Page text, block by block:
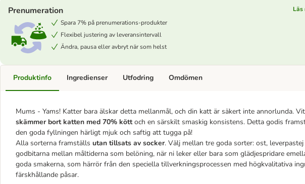
Prenumeration
Läs
Spara 7% på prenumerations-produkter
Flexibel justering av leveransintervall
Ändra, pausa eller avbryt när som helst
Produktinfo
Mums - Yams! Katter bara älskar detta mellanmål, och din katt är säkert inte annorlunda.
skämmer bort katten med 70% köttoch en särskilt smaskig konsistens. Detta godis
den goda fyllningen härligt mjuk och saftig att tugga på!
Alla sorterna framställs utan tillsats av socker. Välj mellan tre goda sorter: ost,
godbitarna mellan måltiderna som belöning, när ni leker eller bara som glädjespridare
goda smakerna, som härrör från den speciella tillverkningsprocessen med högkvalitativa
färskhållande påsar.
Ingredienser Utfodring Omdömen